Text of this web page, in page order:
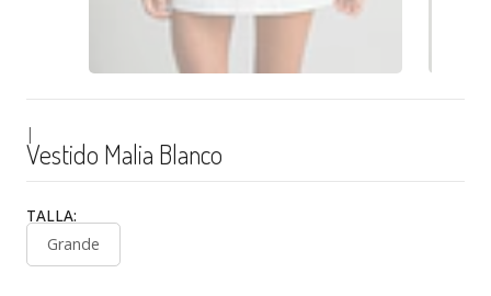
|
Vestido Malia Blanco
TALLA:
Grande